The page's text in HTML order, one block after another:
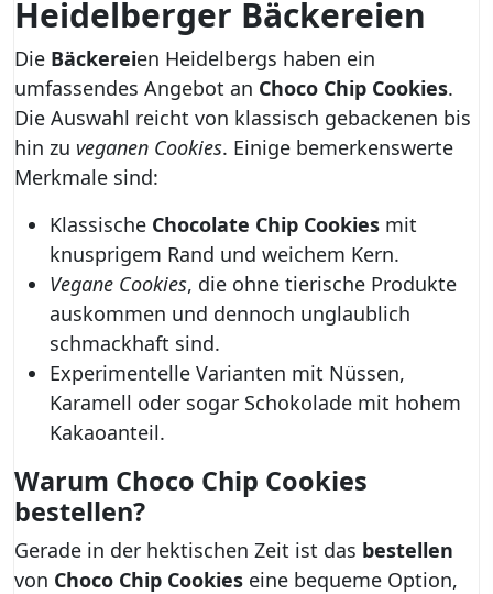
Heidelberger Bäckereien
Die Bäckereien Heidelbergs haben ein
umfassendes Angebot an Choco Chip Cookies.
Die Auswahl reicht von klassisch gebackenen bis
hin zu veganen Cookies. Einige bemerkenswerte
Merkmale sind:
Klassische Chocolate Chip Cookies mit
knusprigem Rand und weichem Kern.
Vegane Cookies, die ohne tierische Produkte
auskommen und dennoch unglaublich
schmackhaft sind.
Experimentelle Varianten mit Nüssen,
Karamell oder sogar Schokolade mit hohem
Kakaoanteil.
Warum Choco Chip Cookies
bestellen?
Gerade in der hektischen Zeit ist das bestellen
von Choco Chip Cookies eine bequeme Option,